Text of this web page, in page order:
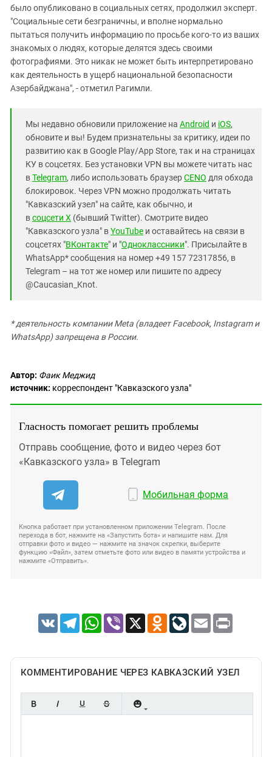
было опубликовано в социальных сетях, продолжил эксперт.
"Социальные сети безграничны, и вполне нормально
пытаться получить информацию по просьбе кого-то из ваших
знакомых о людях, которые делятся здесь своими
фотографиями. Это никак не может быть интерпретировано
как деятельность в ущерб национальной безопасности
Азербайджана", - отметил Рагимли.
Мы недавно обновили приложение на Android и iOS,
обновите и вы! Будем признательны за критику, идеи по
развитию как в Google Play/App Store, так и на страницах
КУ в соцсетях. Без установки VPN вы можете читать нас
вTelegram, либо использовать браузерCENO для обхода
блокировок. Через VPN можно продолжать читать
"Кавказский узел" на сайте, как обычно, и
всоцсети X (бывший Twitter). Смотрите видео
"Кавказского узла" вYouTube и оставайтесь на связи в
соцсетях "ВКонтакте" и "Одноклассники". Присылайте в
WhatsApp* сообщения на номер +49 157 72317856, в
Telegram – на тот же номер или пишите по адресу
@Caucasian_Knot.
* деятельность компании Meta (владеет Facebook, Instagram и
WhatsApp) запрещена в России.
Автор: Фаик Меджид
источник: корреспондент "Кавказского узла"
Гласность помогает решить проблемы
Отправь сообщение, фото и видео через бот
«Кавказского узла» в Telegram
Мобильная форма
Кнопка работает при установленном приложении Telegram. После
перехода в бот, нажмите на «Запустить бота» и напишите нам. Для
отправки фото и видео — нажмите на значок скрепки, выберите
функцию «Файл», затем отметьте фото или видео в памяти устройства и
нажмите «Отправить».
VK TelegramWhatsApp
Viber X Odnoklassniki
LiveJournal
Email Print
КОММЕНТИРОВАНИЕ ЧЕРЕЗ КАВКАЗСКИЙ УЗЕЛ